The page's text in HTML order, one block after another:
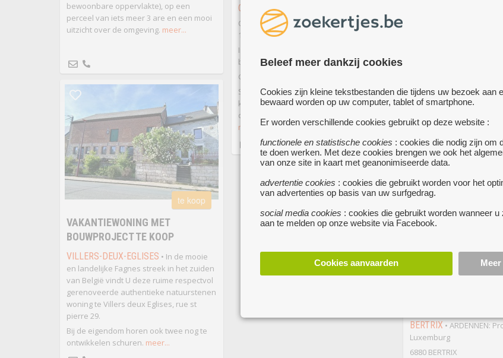
Beleef meer dankzij cookies
Cookies zijn kleine tekstbestanden die tijdens uw bezoek aan
bewaard worden op uw computer, tablet of smartphone.
Er worden verschillende cookies gebruikt op deze website :
functionele en statistische cookies : cookies die nodig zijn om
te doen werken. Met deze cookies brengen we ook het
van onze site in kaart met geanonimiseerde data.
advertentie cookies : cookies die gebruikt worden voor het
van advertenties op basis van uw surfgedrag.
social media cookies : cookies die gebruikt worden wanneer u
aan te melden op onze website via Facebook.
Cookies aanvaarden
bewoonbare oppervlakte), op een
perceel van iets meer 3 are en een mooi
uitzicht over de omgeving. meer...
CORBION• Semois streek !
Charmante natuurstenen rijwoning (+/-
120m² woonoppervlakte) op 65ca.
Indeling van dit huis (2 slaapkamers/1
badkamer) :
Gelijkvloers (+- 37m²) :
Salon en eetkamer met deels-ingerichte
keuken (elektrische kookplaat, oven,
dampkap, spoelbak) en pelletkachel.
meer...
te koop
VAKANTIEWONING MET
BOUWPROJECT TE KOOP
VILLERS-DEUX-EGLISES • In de mooie
en landelijke Fagnes streek in het zuiden
van België vindt U deze ruime respectvol
gerenoveerde authentieke natuurstenen
woning te Villers deux Eglises, rue st
pierre 29.
Bij de eigendom horen ook twee nog te
ontwikkelen schuren. meer...
GEBOUW MET
BERTRIX • ARDENNEN:
Luxemburg
6880 BERTRIX